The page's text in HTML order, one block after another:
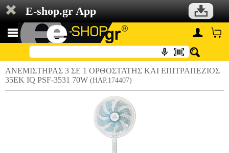
E-shop.gr App
ΑΝΕΜΙΣΤΗΡΑΣ 3 ΣΕ 1 ΟΡΘΟΣΤΑΤΗΣ ΚΑΙ ΕΠΙΤΡΑΠΕΖΙΟΣ
35ΕΚ IQ PSF-3531 70W (HAP.174407)